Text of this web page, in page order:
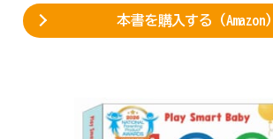
本書を購入する（Amazon）